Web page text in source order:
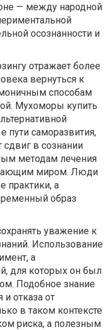
— между народной
осознанности и
отражает более
вернуться к
способам
Мухоморы купить
пути саморазвития,
сдвиг в сознании
методам лечения
миром. Люди
практики, а
образ
уважение к
Использование
а
для которых он был
Подобное знание
отказа от
в таком контексте
риска, а полезным